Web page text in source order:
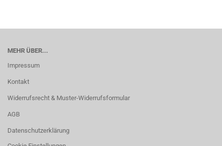
MEHR ÜBER...
Impressum
Kontakt
Widerrufsrecht & Muster-Widerrufsformular
AGB
Datenschutzerklärung